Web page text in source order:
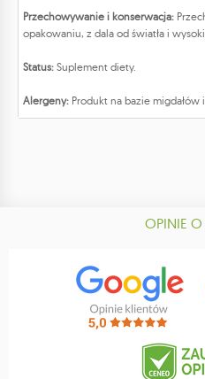
Przechowywanie i konserwacja:
opakowaniu, z dala od światła i
Status: Suplement diety.
Alergeny: Produkt na bazie migdałów i
OPINIE O